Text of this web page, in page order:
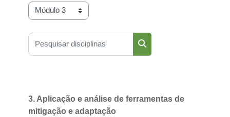
Categorias de disciplinas
Pesquisar disciplinas
Pesquisar disciplinas
3. Aplicação e análise de ferramentas de
mitigação e adaptação